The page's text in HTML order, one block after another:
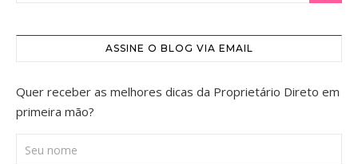
ASSINE O BLOG VIA EMAIL
Quer receber as melhores dicas da Proprietário Direto em
primeira mão?